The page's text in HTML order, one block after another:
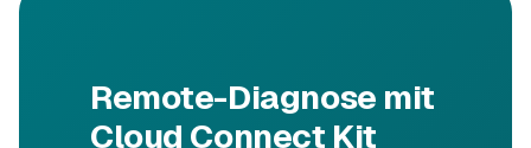
Remote-Diagnose mit
Cloud Connect Kit